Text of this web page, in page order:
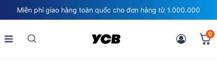
to
content
Miễn phí giao hàng toàn quốc cho đơn hàng từ 1.000.000
0